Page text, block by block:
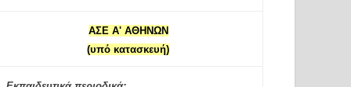
ΑΣΕ Α' ΑΘΗΝΩΝ
(υπό κατασκευή)